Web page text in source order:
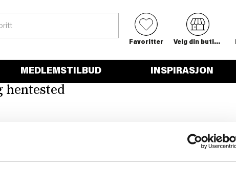
0
Favoritter Velg din butikk
MEDLEMSTILBUD INSPIRASJON
hentested